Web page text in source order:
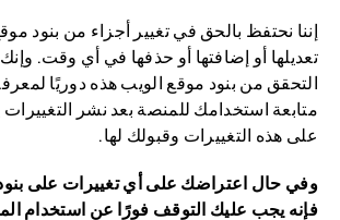
إننا نحتفظ بالحق في تغيير أجزاء من بنود
تعديلها أو إضافتها أو حذفها في أي وقت.
التحقق من بنود موقع الويب هذه دوريًا
متابعة استخدامك للمنصة بعد نشر
على هذه التغييرات وقبولك لها.
وفي حال اعتراضك على أي تغييرات على
فإنه يجب عليك التوقف فورًا عن استخدام